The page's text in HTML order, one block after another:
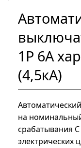
1Р 6А
(4,5кА)
на
срабатывания
электрических